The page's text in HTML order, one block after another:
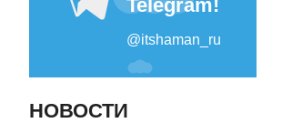
НОВОСТИ